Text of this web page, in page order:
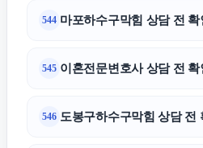
544 마포하수구막힘 상담 전
545 이혼전문변호사 상담 전
546 도봉구하수구막힘 상담 전